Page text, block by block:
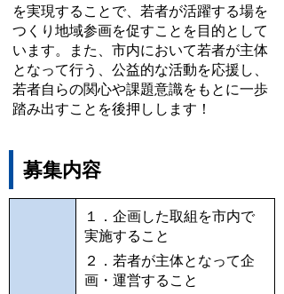
を実現することで、若者が活躍する場を
つくり地域参画を促すことを目的として
います。また、市内において若者が主体
となって行う、公益的な活動を応援し、
若者自らの関心や課題意識をもとに一歩
踏み出すことを後押しします！
募集内容
１．企画した取組を市内で
実施すること
２．若者が主体となって企
画・運営すること